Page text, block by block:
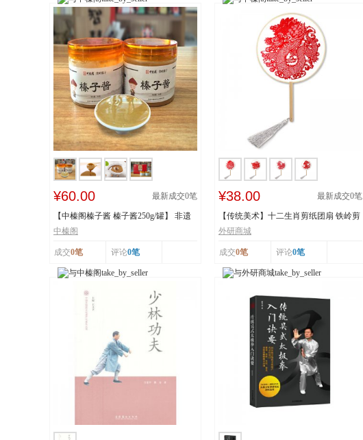
¥60.00 最新成交0笔
【中榛阁榛子酱 榛子酱250g/罐】 非遗
工艺 榛香浓...
中榛阁
成交0笔 评论0笔
¥38.00 最新成交0笔
【传统美术】十二生肖剪纸团扇 铁岭剪
纸 市级非物...
外研商城
成交0笔 评论0笔